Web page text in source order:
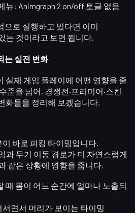
뉴: Animgraph 2 on/off 토글 없음
으로 실행하고 있다면 이미
는 것이라고 보면 됩니다.
는 실전 변화
실제 게임 플레이에 어떤 영향을 줄
준을 넘어, 경쟁전·프리미어·스킨
화들을 정리해 보겠습니다.
이 바로 피킹 타이밍입니다.
과 무기 이동 경로가 더 자연스럽게
같은 상황에 영향을 줍니다.
때 몸이 어느 순간에 얼마나 노출되
서면서 머리가 보이는 타이밍